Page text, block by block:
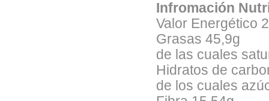
Infromación
Valor Energético
Grasas 45,9g
de las cuales
Hidratos de
de los cuales